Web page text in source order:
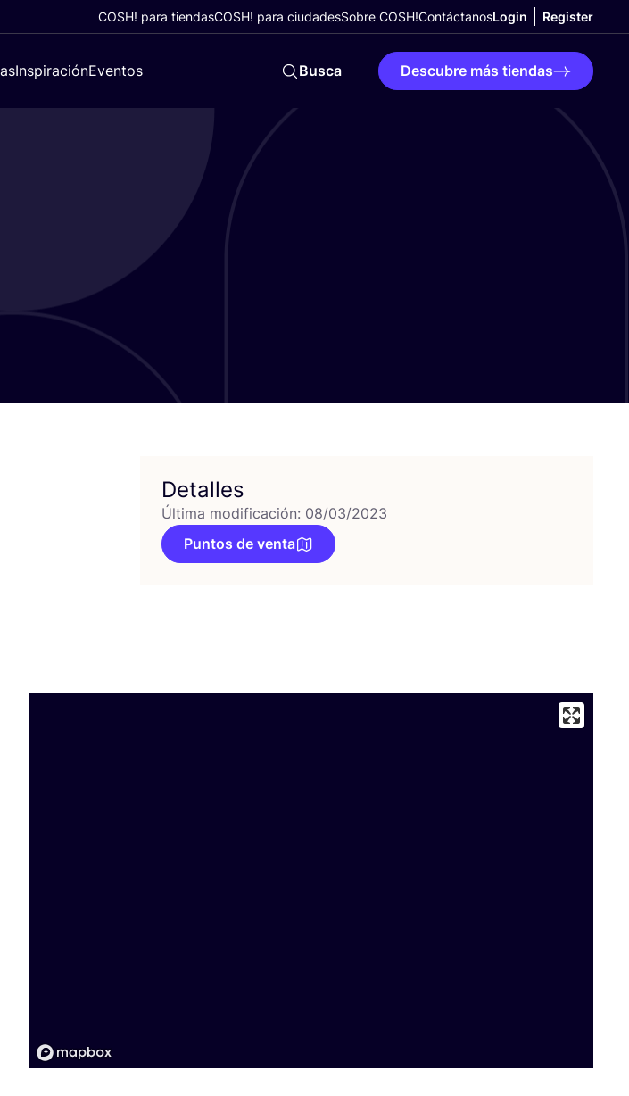
COSH! para tiendasCOSH! para ciudadesSobre COSH!ContáctanosLogin Register
InspiraciónEventos Busca Descubre más tiendas
Detalles
Última modificación: 08/03/2023
Puntos de venta